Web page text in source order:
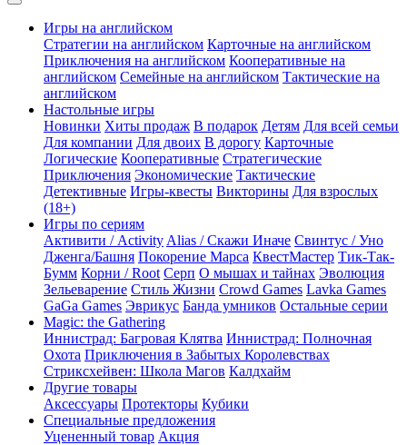
Игры на английском
Стратегии на английском Карточные на английском
Приключения на английском Кооперативные на
английском Семейные на английском Тактические на
английском
Настольные игры
Новинки Хиты продаж В подарок Детям Для всей семьи
Для компании Для двоих В дорогу Карточные
Логические Кооперативные Стратегические
Приключения Экономические Тактические
Детективные Игры-квесты Викторины Для взрослых
(18+)
Игры по сериям
Активити / Activity Alias / Скажи Иначе Свинтус / Уно
Дженга/Башня Покорение Марса КвестМастер Тик-Так-
Бумм Корни / Root Серп О мышах и тайнах Эволюция
Зельеварение Стиль Жизни Crowd Games Lavka Games
GaGa Games Эврикус Банда умников Остальные серии
Magic: the Gathering
Иннистрад: Багровая Клятва Иннистрад: Полночная
Охота Приключения в Забытых Королевствах
Стриксхейвен: Школа Магов Калдхайм
Другие товары
Аксессуары Протекторы Кубики
Специальные предложения
Уцененный товар Акция